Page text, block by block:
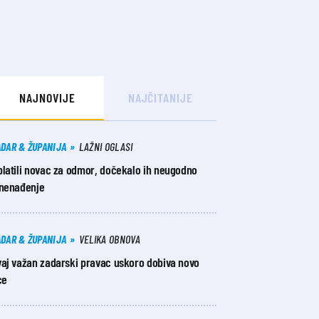
NAJNOVIJE NAJČITANIJE
& ŽUPANIJA LAŽNI OGLASI
novac za odmor, dočekalo ih neugodno
& ŽUPANIJA VELIKA OBNOVA
važan zadarski pravac uskoro dobiva novo